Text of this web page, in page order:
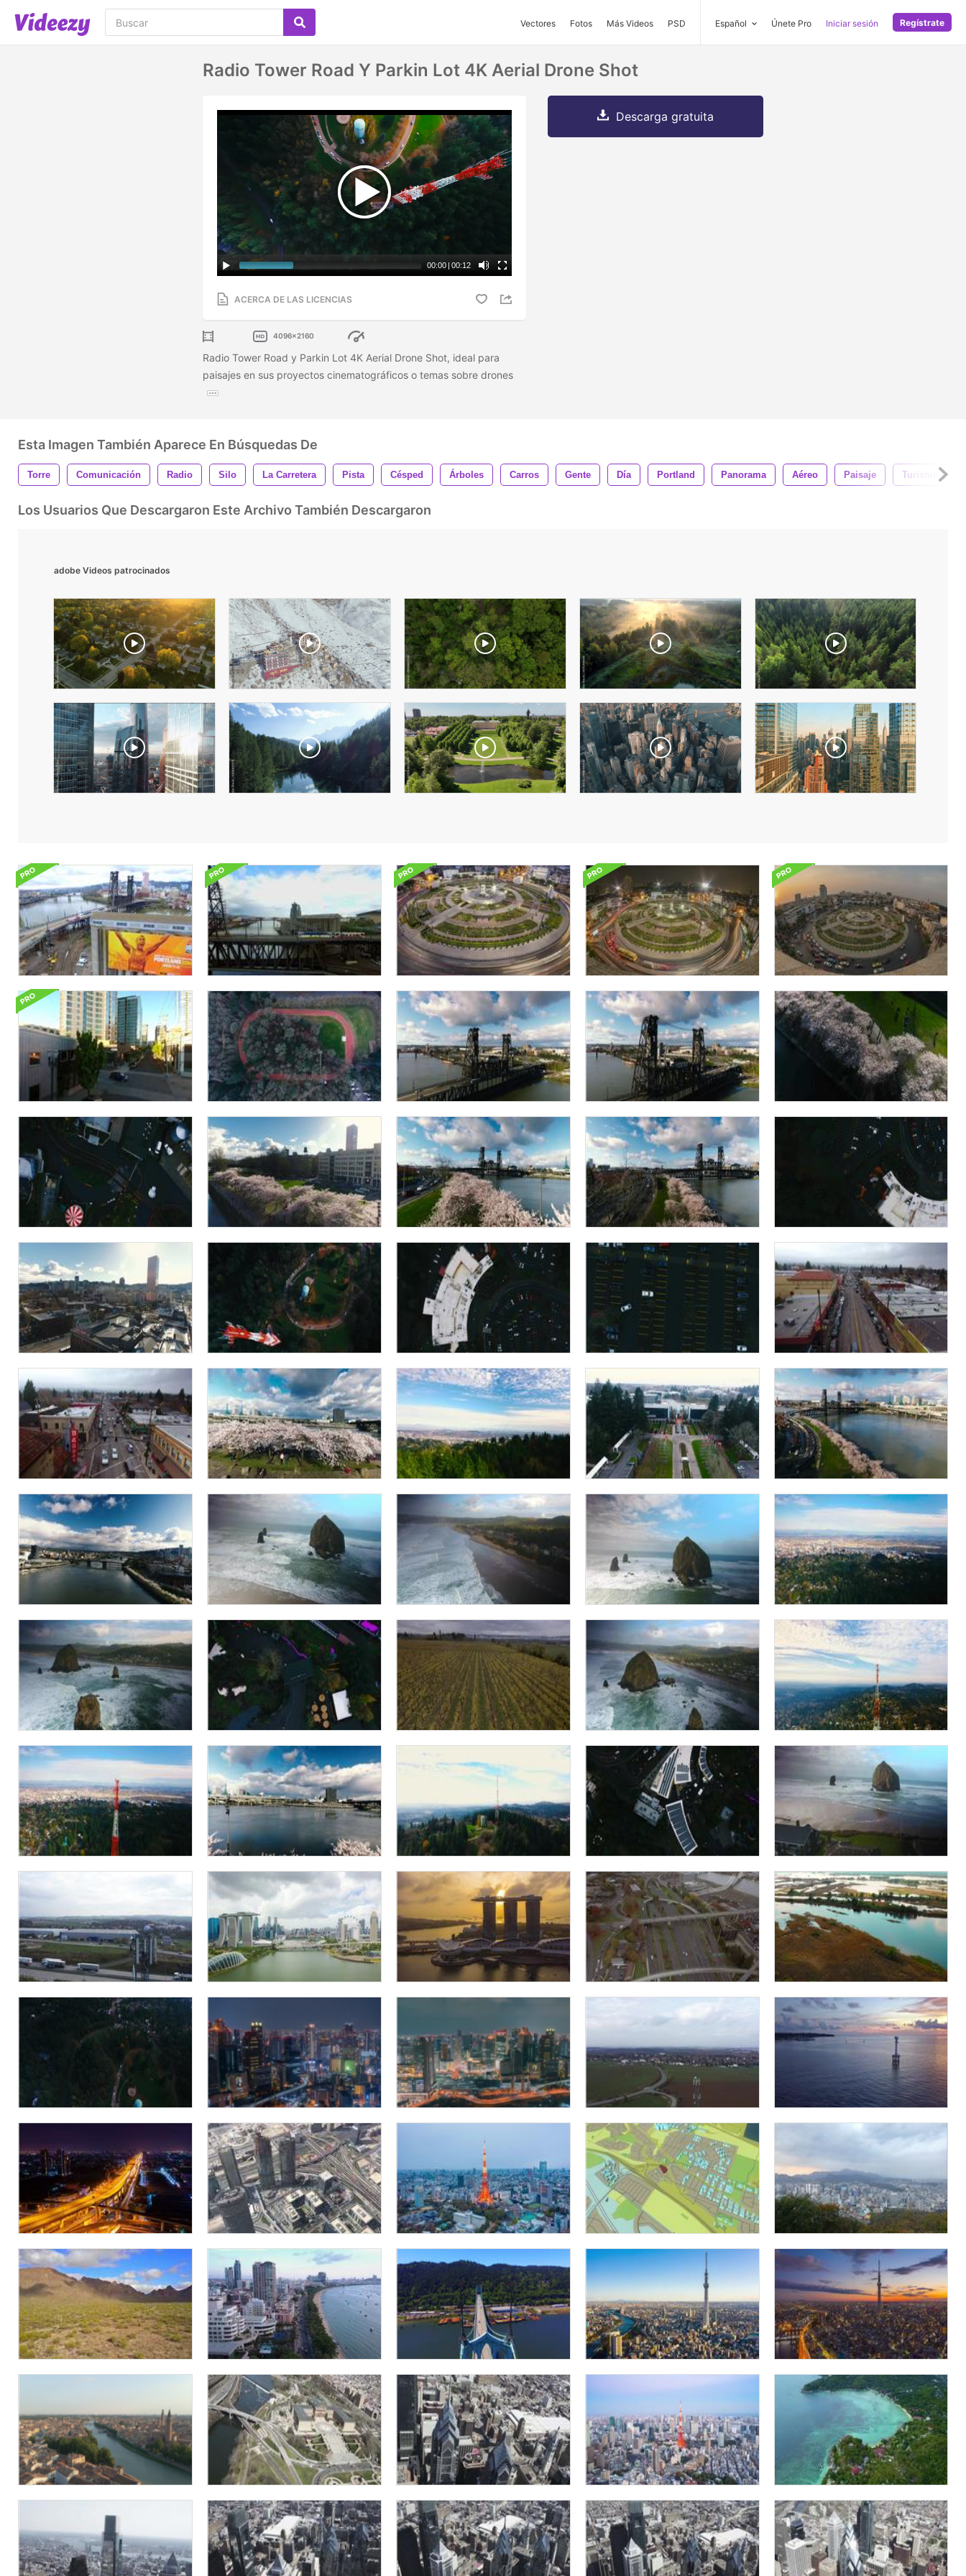
Vectores Fotos Más Videos PSD Español Únete Pro Iniciar sesión Regístrate
Radio Tower Road Y Parkin Lot 4K Aerial Drone Shot
00:00 | 00:12
ACERCA DE LAS LICENCIAS
4096x2160
Radio Tower Road y Parkin Lot 4K Aerial Drone Shot, ideal para
paisajes en sus proyectos cinematográficos o temas sobre drones
Descarga gratuita
Esta Imagen También Aparece En Búsquedas De
Torre Comunicación Radio Silo La Carretera Pista Césped Árboles Carros Gente Día Portland Panorama Aéreo Paisaje Turismo
Los Usuarios Que Descargaron Este Archivo También Descargaron
adobe Videos patrocinados